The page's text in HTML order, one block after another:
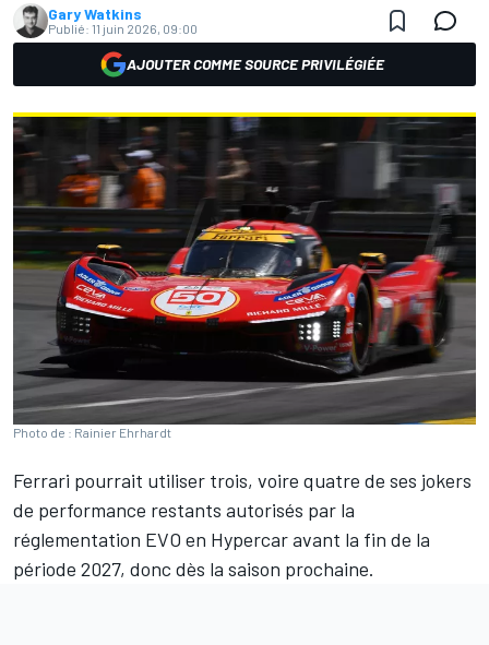
Gary Watkins
Publié: 11 juin 2026, 09:00
AJOUTER COMME SOURCE PRIVILÉGIÉE
Photo de : Rainier Ehrhardt
Ferrari pourrait utiliser trois, voire quatre de ses jokers
de performance restants autorisés par la
réglementation EVO en Hypercar avant la fin de la
période 2027, donc dès la saison prochaine.